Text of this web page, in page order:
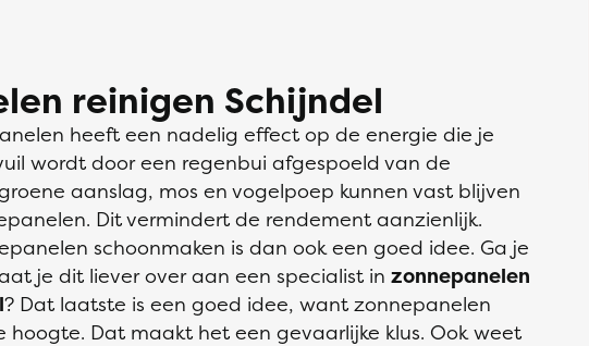
reinigen Schijndel
heeft een nadelig effect op de energie die je
wordt door een regenbui afgespoeld van de
aanslag, mos en vogelpoep kunnen vast blijven
Dit vermindert de rendement aanzienlijk.
schoonmaken is dan ook een goed idee. Ga je
je dit liever over aan een specialist in zonnepanelen
? Dat laatste is een goed idee, want zonnepanelen
hoogte. Dat maakt het een gevaarlijke klus. Ook weet